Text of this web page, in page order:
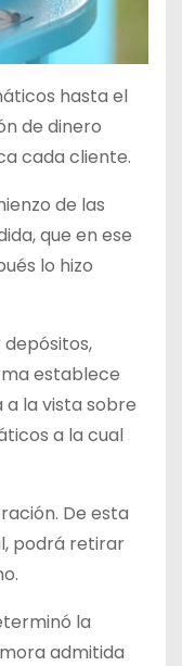
hasta el
de dinero
cada cliente.
de las
que en ese
lo hizo
establece
la vista sobre
a la cual
De esta
podrá retirar
la
admitida